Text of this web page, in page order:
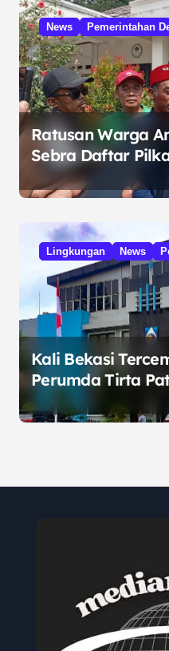
News Pemerintahan
Ratusan Warga
Sebra Daftar
Jaya, Serukan
Lingkungan News
Kali Bekasi
Perumda Tirta
Maaf atas
Air